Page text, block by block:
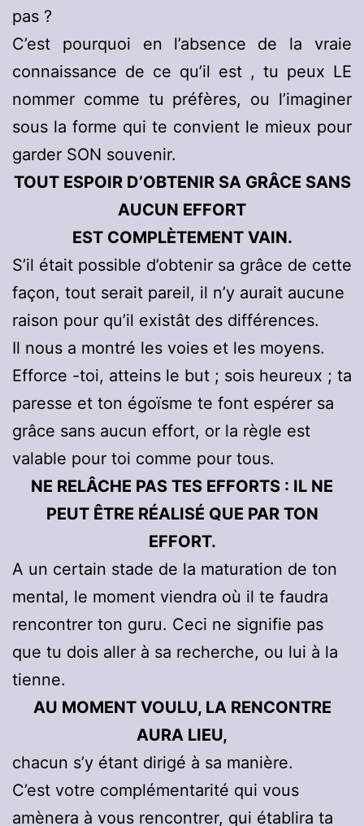
pas ?
C’est pourquoi en l’absence de la vraie
connaissance de ce qu’il est , tu peux LE
nommer comme tu préfères, ou l’imaginer
sous la forme qui te convient le mieux pour
garder SON souvenir.
TOUT ESPOIR D’OBTENIR SA GRÂCE SANS
AUCUN EFFORT
EST COMPLÈTEMENT VAIN.
S’il était possible d’obtenir sa grâce de cette
façon, tout serait pareil, il n’y aurait aucune
raison pour qu’il existât des différences.
Il nous a montré les voies et les moyens.
Efforce -toi, atteins le but ; sois heureux ; ta
paresse et ton égoïsme te font espérer sa
grâce sans aucun effort, or la règle est
valable pour toi comme pour tous.
NE RELÂCHE PAS TES EFFORTS : IL NE
PEUT ÊTRE RÉALISÉ QUE PAR TON
EFFORT.
A un certain stade de la maturation de ton
mental, le moment viendra où il te faudra
rencontrer ton guru. Ceci ne signifie pas
que tu dois aller à sa recherche, ou lui à la
tienne.
AU MOMENT VOULU, LA RENCONTRE
AURA LIEU,
chacun s’y étant dirigé à sa manière.
C’est votre complémentarité qui vous
amènera à vous rencontrer, qui établira ta